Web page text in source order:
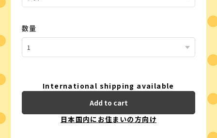
数量
International shipping available
Add to cart
日本国内にお住まいの方向け